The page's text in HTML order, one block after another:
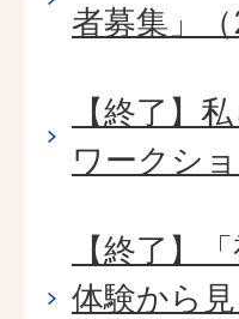
者募集」
【終了】
ワークシ
【終了】
体験から